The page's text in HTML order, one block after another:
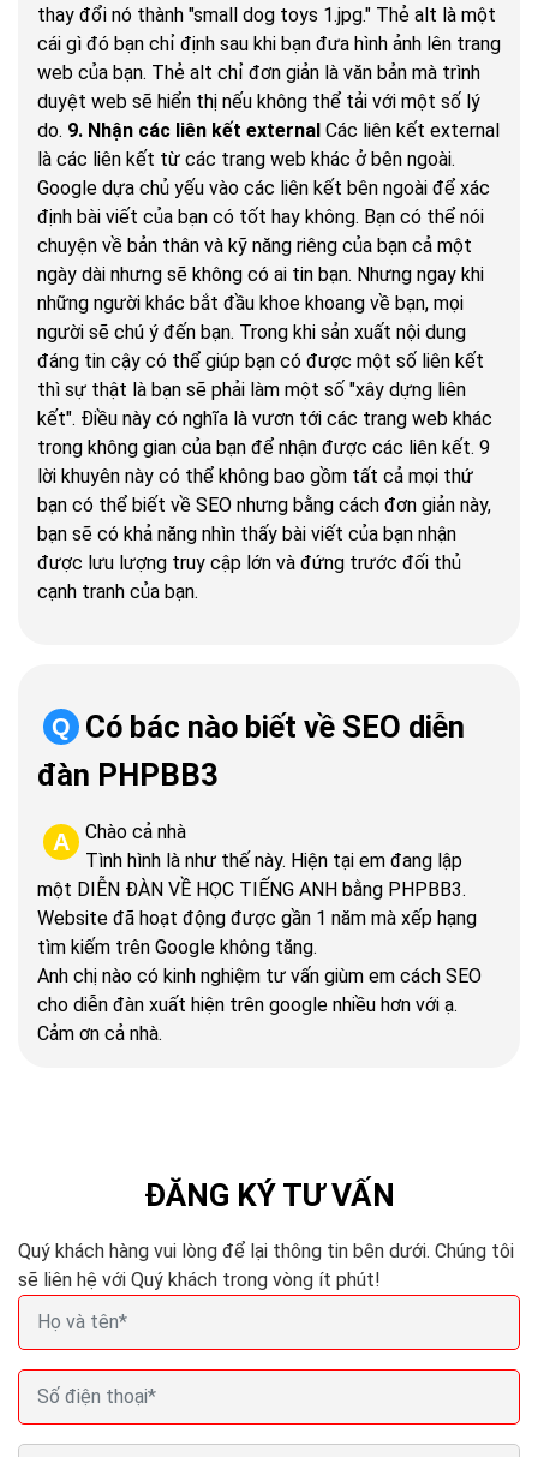
thay đổi nó thành "small dog toys 1.jpg." Thẻ alt là một
cái gì đó bạn chỉ định sau khi bạn đưa hình ảnh lên trang
web của bạn. Thẻ alt chỉ đơn giản là văn bản mà trình
duyệt web sẽ hiển thị nếu không thể tải với một số lý
do. 9. Nhận các liên kết external Các liên kết external
là các liên kết từ các trang web khác ở bên ngoài.
Google dựa chủ yếu vào các liên kết bên ngoài để xác
định bài viết của bạn có tốt hay không. Bạn có thể nói
chuyện về bản thân và kỹ năng riêng của bạn cả một
ngày dài nhưng sẽ không có ai tin bạn. Nhưng ngay khi
những người khác bắt đầu khoe khoang về bạn, mọi
người sẽ chú ý đến bạn. Trong khi sản xuất nội dung
đáng tin cậy có thể giúp bạn có được một số liên kết
thì sự thật là bạn sẽ phải làm một số "xây dựng liên
kết". Điều này có nghĩa là vươn tới các trang web khác
trong không gian của bạn để nhận được các liên kết. 9
lời khuyên này có thể không bao gồm tất cả mọi thứ
bạn có thể biết về SEO nhưng bằng cách đơn giản này,
bạn sẽ có khả năng nhìn thấy bài viết của bạn nhận
được lưu lượng truy cập lớn và đứng trước đối thủ
cạnh tranh của bạn.
Q
Có bác nào biết về SEO diễn
đàn PHPBB3
A
Chào cả nhà
Tình hình là như thế này. Hiện tại em đang lập
một DIỄN ĐÀN VỀ HỌC TIẾNG ANH bằng PHPBB3.
Website đã hoạt động được gần 1 năm mà xếp hạng
tìm kiếm trên Google không tăng.
Anh chị nào có kinh nghiệm tư vấn giùm em cách SEO
cho diễn đàn xuất hiện trên google nhiều hơn với ạ.
Cảm ơn cả nhà.
ĐĂNG KÝ TƯ VẤN
Quý khách hàng vui lòng để lại thông tin bên dưới. Chúng tôi
sẽ liên hệ với Quý khách trong vòng ít phút!